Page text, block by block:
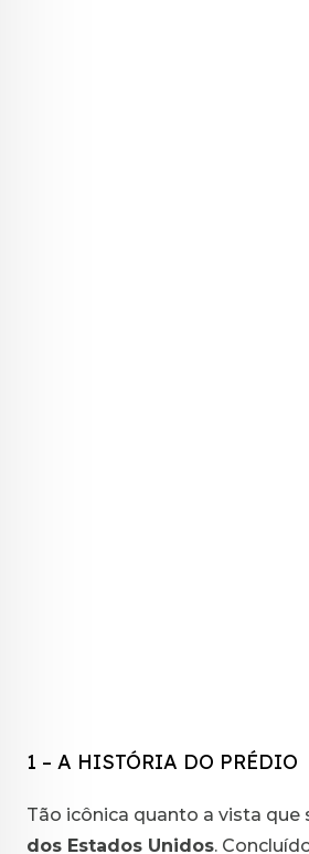
1 – A HISTÓRIA DO PRÉDIO
Tão icônica quanto a vista
dos Estados Unidos.